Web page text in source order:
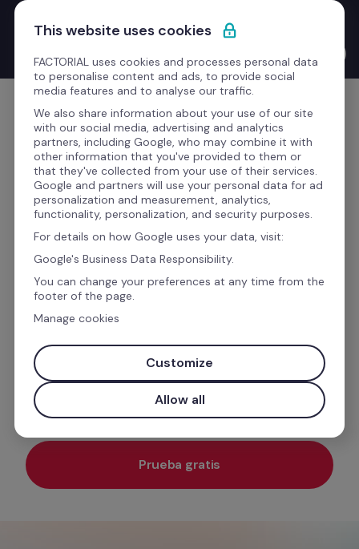
Ir al contenido
Nuevo Launches with the CEO: Bernat Farrero te cuenta todo
lo que hemos lanzado este trimestre.
Empieza gratis
El software de
reclutamiento y selección
de personal para
encontrar el mejor talento
¿Cómo? Con el software ATS de Factorial,
nuestra Inteligencia Artificial y tres sencillos
pasos.
Prueba gratis
This website uses cookies
FACTORIAL uses cookies and processes personal data
to personalise content and ads, to provide social
media features and to analyse our traffic.
We also share information about your use of our site
with our social media, advertising and analytics
partners, including Google, who may combine it with
other information that you've provided to them or
that they've collected from your use of their services.
Google and partners will use your personal data for ad
personalization and measurement, analytics,
functionality, personalization, and security purposes.
For details on how Google uses your data, visit:
Google's Business Data Responsibility.
You can change your preferences at any time from the
footer of the page.
Manage cookies
Customize
Allow all